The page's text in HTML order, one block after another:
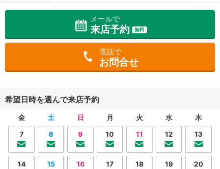
メールで
来店予約 無料
電話で
お問合せ
希望日時を選んで来店予約
金 土 日 月 火 水
木
7
8 9 10 11 12 13
14 15 16 17 18 19 20